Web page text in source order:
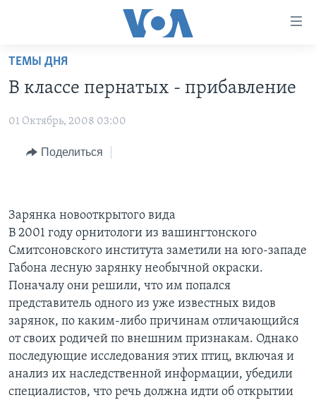
Перейти
основной
Перейти
поиск
АМЕРИКА
НОВОСТИ ЗА МИНУТУ
ДИСКУССИЯ VOA
ДЕТАЛИ
НЬЮ-ЙОРК NEW YORK
АМЕРИКА. БОЛЬШОЕ ПУТЕШЕСТВИЕ
ПРОЕКТЫ
УЧИМ АНГЛИЙСКИЙ
АРТЕФАКТЫ
АМЕРИКАНСКИЕ ГОРОДКИ
ЭКСПЕРТИЗА
ЗА СВОБОДУ ПРЕССЫ
УЧИМ АНГЛИЙСКИЙ
ВИДЕО
ПОДПИСКА НА НОВОСТИ
Learning English
СОЦИАЛЬНЫЕ СЕТИ
ТЕМЫ ДНЯ
В классе пернатых - прибавление
01 Октябрь, 2008 03:00
Поделиться
Зарянка новооткрытого вида
В 2001 году орнитологи из вашингтонского
Смитсоновского института заметили на юго-западе
Габона лесную зарянку необычной окраски.
Поначалу они решили, что им попался
представитель одного из уже известных видов
зарянок, по каким-либо причинам отличающийся
от своих родичей по внешним признакам. Однако
последующие исследования этих птиц, включая и
анализ их наследственной информации, убедили
специалистов, что речь должна идти об открытии